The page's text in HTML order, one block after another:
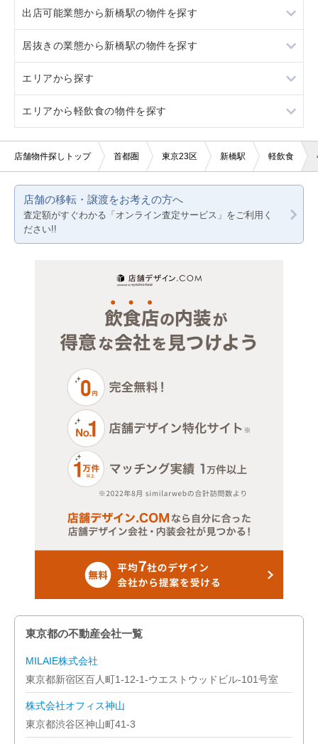
東銀座
有楽町
東銀座
スケルトン
ロードサイド物件
看板取り付け可
10坪以下
20坪以下
地下
1階
2階
3階以上
出店可能業態から新橋駅の物件を探す
重飲食
軽飲食
バー・クラブ
美容室・理容室
医療・歯科・クリニック
物販・小売
ジム・教室・スタジオ
その他サービス・その他
居抜きの業態から新橋駅の物件を探す
ラーメン
寿司
バー
和食
クリニック
エリアから探す
東京23区
東京都下
千葉
埼玉
エリアから軽飲食の物件を探す
東京23区
神奈川
千葉
店舗物件探しトップ 首都圏 東京23区 新橋駅 軽飲食
店舗の移転・譲渡をお考えの方へ
査定額がすぐわかる「オンライン査定サービス」をご利用く
ださい!!
東京都の不動産会社一覧
MILAIE株式会社
東京都新宿区百人町1-12-1-ウエストウッドビル-101号室
株式会社オフィス神山
東京都渋谷区神山町41-3